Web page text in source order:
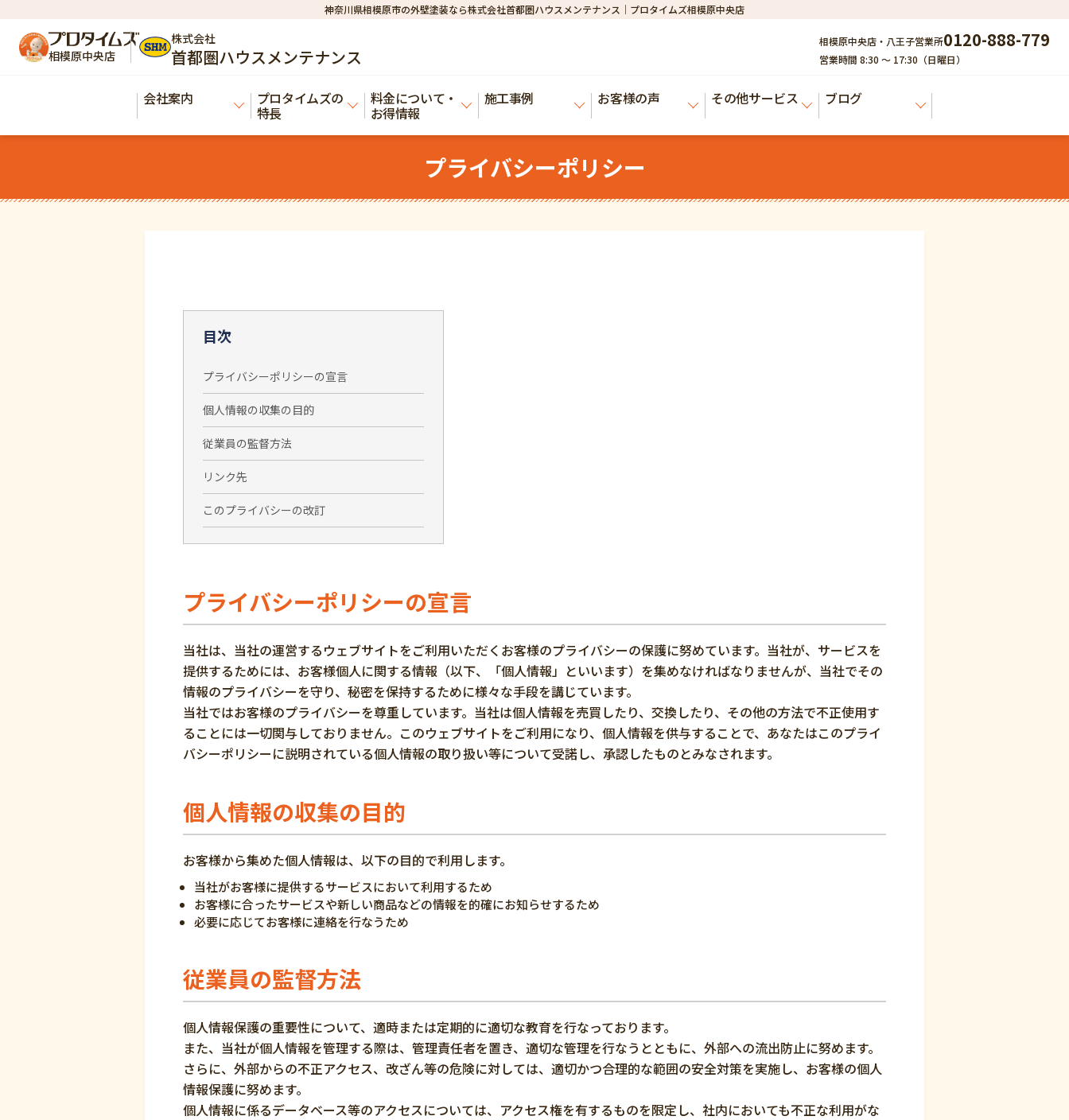
神奈川県相模原市の外壁塗装なら株式会社首都圏ハウスメンテナンス｜プロタイムズ相模原中央店
相模原中央店
株式会社
首都圏ハウスメンテナンス
相模原中央店・八王子営業所0120-888-779
営業時間 8:30 ～ 17:30（日曜日）
会社案内 プロタイムズの
特長
料金について・
お得情報
施工事例 お客様の声 その他サービス ブログ
プライバシーポリシー
目次
プライバシーポリシーの宣言
個人情報の収集の目的
従業員の監督方法
リンク先
このプライバシーの改訂
プライバシーポリシーの宣言
当社は、当社の運営するウェブサイトをご利用いただくお客様のプライバシーの保護に努めています。当社が、サービスを
提供するためには、お客様個人に関する情報（以下、「個人情報」といいます）を集めなければなりませんが、当社でその
情報のプライバシーを守り、秘密を保持するために様々な手段を講じています。
当社ではお客様のプライバシーを尊重しています。当社は個人情報を売買したり、交換したり、その他の方法で不正使用す
ることには一切関与しておりません。このウェブサイトをご利用になり、個人情報を供与することで、あなたはこのプライ
バシーポリシーに説明されている個人情報の取り扱い等について受諾し、承認したものとみなされます。
個人情報の収集の目的
お客様から集めた個人情報は、以下の目的で利用します。
当社がお客様に提供するサービスにおいて利用するため
お客様に合ったサービスや新しい商品などの情報を的確にお知らせするため
必要に応じてお客様に連絡を行なうため
従業員の監督方法
個人情報保護の重要性について、適時または定期的に適切な教育を行なっております。
また、当社が個人情報を管理する際は、管理責任者を置き、適切な管理を行なうとともに、外部への流出防止に努めます。
さらに、外部からの不正アクセス、改ざん等の危険に対しては、適切かつ合理的な範囲の安全対策を実施し、お客様の個人
情報保護に努めます。
個人情報に係るデータベース等のアクセスについては、アクセス権を有するものを限定し、社内においても不正な利用がな